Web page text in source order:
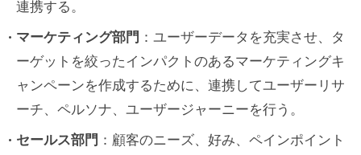
連携する。
マーケティング部門 ：ユーザーデータを充実させ、タ
ーゲットを絞ったインパクトのあるマーケティングキ
ャンペーンを作成するために、連携してユーザーリサ
ーチ、ペルソナ、ユーザージャーニーを行う。
セールス部門 ：顧客のニーズ、好み、ペインポイント